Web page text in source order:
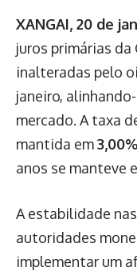
XANGAI, 20 de
juros primárias da
inalteradas pelo
janeiro,
mercado. A taxa
mantida em3,00%
anos se manteve
A estabilidade
autoridades
implementar um